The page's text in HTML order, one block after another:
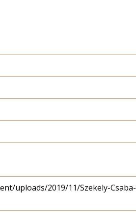
uploads/2019/11/Szekely-Csaba-